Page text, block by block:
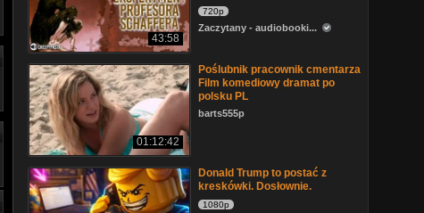
43:58
720p
Zaczytany - audiobooki...
01:12:42
Poślubnik pracownik cmentarza
Film komediowy dramat po
polsku PL
barts555p
Donald Trump to postać z
kreskówki. Dosłownie.
1080p